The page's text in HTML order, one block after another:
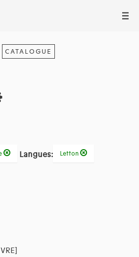
III
CATALOGUE
Langues: Letton